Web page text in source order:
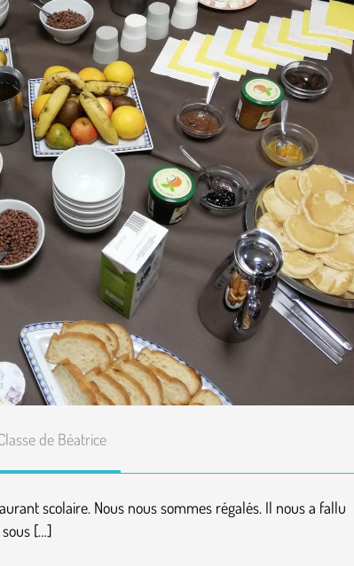
de Béatrice
scolaire. Nous nous sommes régalés. Il nous a fallu
sous […]